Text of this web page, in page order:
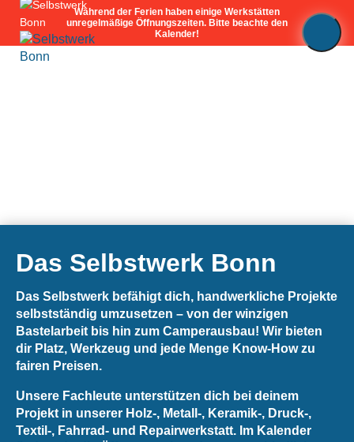
🔨
Workshops
Kalender
Fördermitgliedschaft
💪🏽
Mitmachen
Spenden
Das Selbstwerk Bonn
Das Selbstwerk befähigt dich, handwerkliche Projekte
selbstständig umzusetzen – von der winzigen
Bastelarbeit bis hin zum Camperausbau! Wir bieten
dir Platz, Werkzeug und jede Menge Know-How zu
fairen Preisen.
Unsere Fachleute unterstützen dich bei deinem
Projekt in unserer Holz-, Metall-, Keramik-, Druck-,
Textil-, Fahrrad- und Repairwerkstatt. Im Kalender